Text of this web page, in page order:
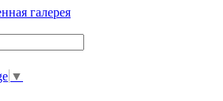
галерея
▼